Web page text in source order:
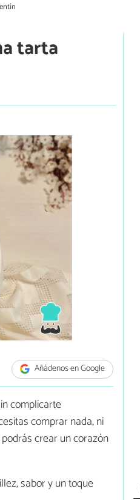
tarta
Añádenos en Google
complicarte
comprar nada, ni
crear un corazón
sabor y un toque